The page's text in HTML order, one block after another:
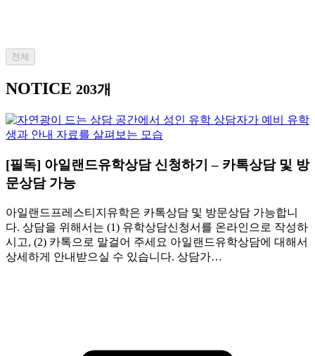
전체
NOTICE 203개
[필독] 아일랜드유학상담 신청하기 – 카톡상담 및 방
문상담 가능
아일랜드프레스티지유학은 카톡상담 및 방문상담 가능합니
다. 상담을 위해서는 (1) 유학상담신청서를 온라인으로 작성하
시고, (2) 카톡으로 말걸어 주세요 아일랜드유학상담에 대해서
상세하게 안내받으실 수 있습니다. 상담가…